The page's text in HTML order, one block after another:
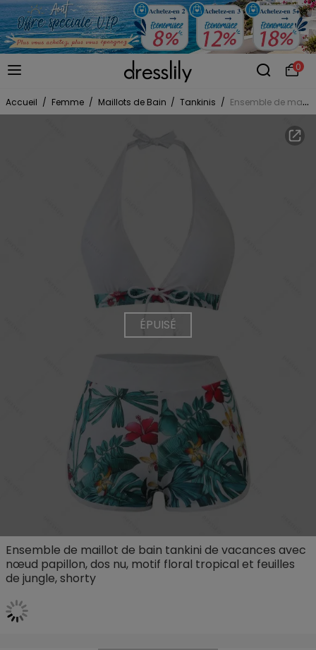
0
Accueil / Femme / Maillots de Bain / Tankinis / Ensemble de maillot de bain tankini de vacances avec nœud papillon, dos nu, motif floral tropical et feuilles de jungle, shorty
ÉPUISÉ
Ensemble de maillot de bain tankini de vacances avec
nœud papillon, dos nu, motif floral tropical et feuilles
de jungle, shorty